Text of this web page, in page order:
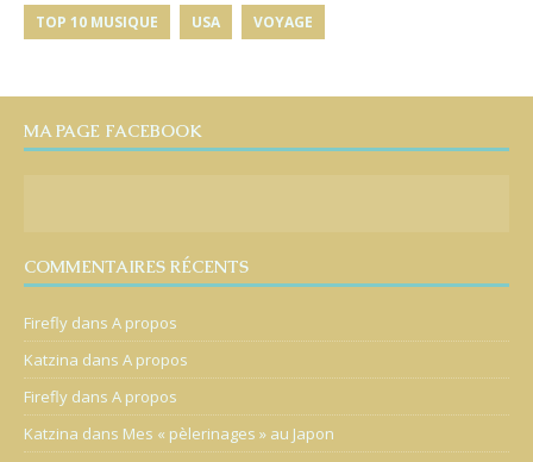
TOP 10 MUSIQUE USA VOYAGE
MA PAGE FACEBOOK
COMMENTAIRES RÉCENTS
Firefly dans A propos
Katzina dans A propos
Firefly dans A propos
Katzina dans Mes « pèlerinages » au Japon